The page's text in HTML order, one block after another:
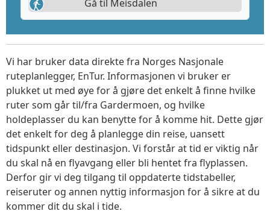
Gå til Meisdalen
Vi har bruker data direkte fra Norges Nasjonale
ruteplanlegger, EnTur. Informasjonen vi bruker er
plukket ut med øye for å gjøre det enkelt å finne hvilke
ruter som går til/fra Gardermoen, og hvilke
holdeplasser du kan benytte for å komme hit. Dette gjør
det enkelt for deg å planlegge din reise, uansett
tidspunkt eller destinasjon. Vi forstår at tid er viktig når
du skal nå en flyavgang eller bli hentet fra flyplassen.
Derfor gir vi deg tilgang til oppdaterte tidstabeller,
reiseruter og annen nyttig informasjon for å sikre at du
kommer dit du skal i tide.